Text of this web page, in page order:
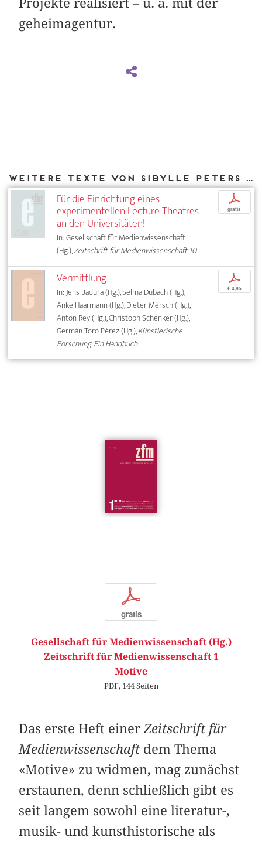
geheimagentur.
Weitere Texte von Sibylle Peters bei DIAPHANES
Für die Einrichtung eines
experimentellen Lecture Theatres
an den Universitäten!
In: Gesellschaft für Medienwissenschaft
(Hg.),Zeitschrift für Medienwissenschaft 10
p
gratis
Vermittlung
In: Jens Badura (Hg.), Selma Dubach (Hg.),
Anke Haarmann (Hg.), Dieter Mersch (Hg.),
Anton Rey (Hg.), Christoph Schenker (Hg.),
Germán Toro Pérez (Hg.),Künstlerische
Forschung. Ein Handbuch
p
€ 4,95
p
gratis
Gesellschaft für Medienwissenschaft (Hg.)
Zeitschrift für Medienwissenschaft 1
Motive
PDF, 144 Seiten
Das erste Heft einerZeitschrift für
Medienwissenschaft dem Thema
«Motive» zu widmen, mag zunächst
erstaunen, denn schließlich gibt es
seit langem sowohl eine literatur-,
musik- und kunsthistorische als